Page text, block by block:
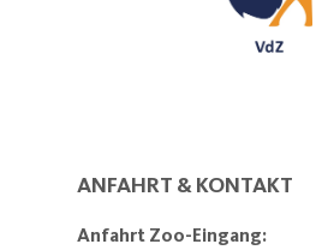
ANFAHRT & KONTAKT
Anfahrt Zoo-Eingang: